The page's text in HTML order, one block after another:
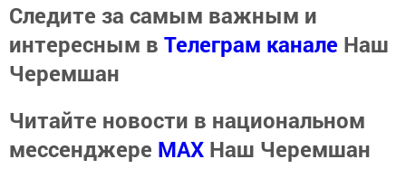
Следите за самым важным и
интересным в Телеграм канале Наш
Черемшан
Читайте новости в национальном
мессенджере MАХ Наш Черемшан